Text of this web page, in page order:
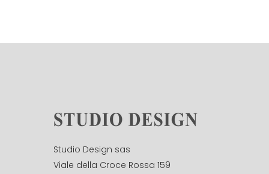
Studio Design sas
Viale della Croce Rossa 159